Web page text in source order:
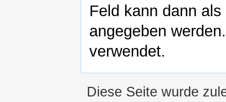
Feld kann dann
angegeben
verwendet.
Diese Seite wurde